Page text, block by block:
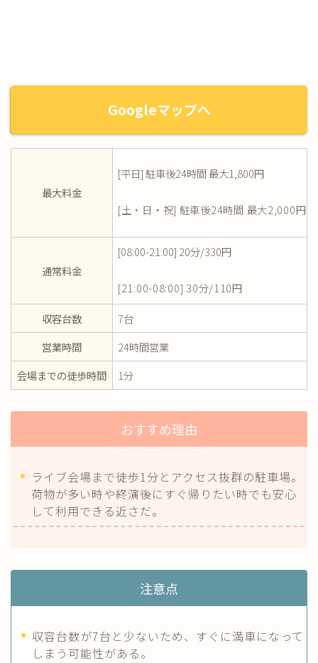
Googleマップへ
最大料金
[平日] 駐車後24時間 最大1,800円
[土・日・祝] 駐車後24時間 最大2,000円
通常料金
[08:00-21:00] 20分/330円
[21:00-08:00] 30分/110円
収容台数
7台
営業時間
24時間営業
会場までの徒歩時間
1分
おすすめ理由
ライブ会場まで徒歩1分とアクセス抜群の駐車場。
荷物が多い時や終演後にすぐ帰りたい時でも安心
して利用できる近さだ。
注意点
収容台数が7台と少ないため、すぐに満車になって
しまう可能性がある。